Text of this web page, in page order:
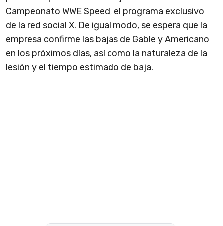
Campeonato WWE Speed, el programa exclusivo
de la red social X. De igual modo, se espera que la
empresa confirme las bajas de Gable y Americano
en los próximos días, así como la naturaleza de la
lesión y el tiempo estimado de baja.